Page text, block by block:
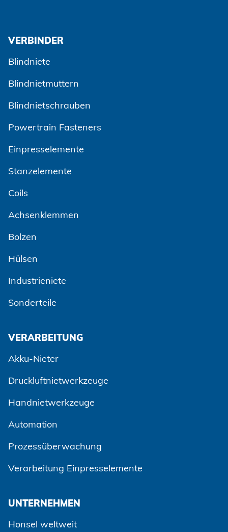
VERBINDER
Blindniete
Blindnietmuttern
Blindnietschrauben
Powertrain Fasteners
Einpresselemente
Stanzelemente
Coils
Achsenklemmen
Bolzen
Hülsen
Industrieniete
Sonderteile
VERARBEITUNG
Akku-Nieter
Druckluftnietwerkzeuge
Handnietwerkzeuge
Automation
Prozessüberwachung
Verarbeitung Einpresselemente
UNTERNEHMEN
Honsel weltweit